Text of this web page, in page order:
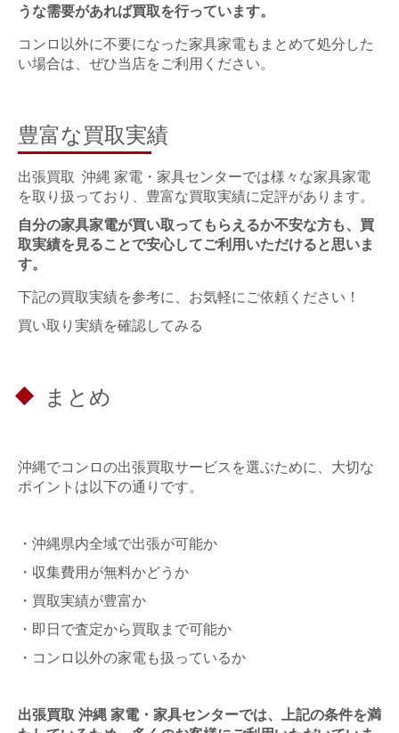
うな需要があれば買取を行っています。
コンロ以外に不要になった家具家電もまとめて処分した
い場合は、ぜひ当店をご利用ください。
豊富な買取実績
出張買取 沖縄 家電・家具センターでは様々な家具家電
を取り扱っており、豊富な買取実績に定評があります。
自分の家具家電が買い取ってもらえるか不安な方も、買
取実績を見ることで安心してご利用いただけると思いま
す。
下記の買取実績を参考に、お気軽にご依頼ください！
買い取り実績を確認してみる
まとめ
沖縄でコンロの出張買取サービスを選ぶために、大切な
ポイントは以下の通りです。
・沖縄県内全域で出張が可能か
・収集費用が無料かどうか
・買取実績が豊富か
・即日で査定から買取まで可能か
・コンロ以外の家電も扱っているか
出張買取 沖縄 家電・家具センターでは、上記の条件を満